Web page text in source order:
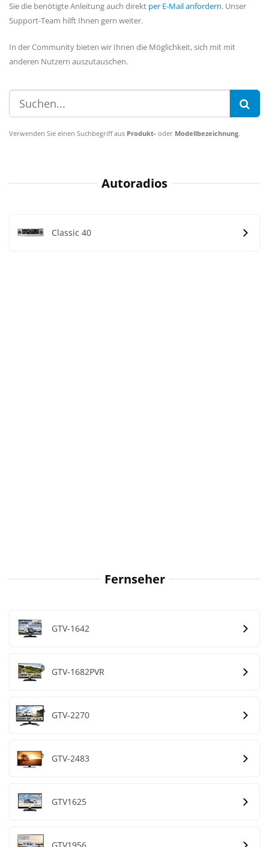
Sie die benötigte Anleitung auch direkt per E-Mail anfordern. Unser
Support-Team hilft Ihnen gern weiter.
In der Community bieten wir Ihnen die Möglichkeit, sich mit mit
anderen Nutzern auszutauschen.
Verwenden Sie einen Suchbegriff aus Produkt- oder Modellbezeichnung.
Autoradios
Classic 40
Fernseher
GTV-1642
GTV-1682PVR
GTV-2270
GTV-2483
GTV1625